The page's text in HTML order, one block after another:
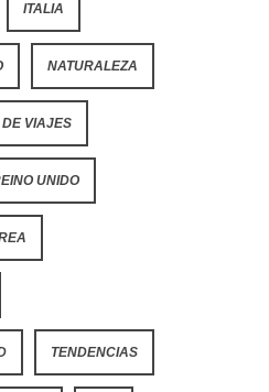
ITALIA
NATURALEZA
VIAJES
UNIDO
TENDENCIAS